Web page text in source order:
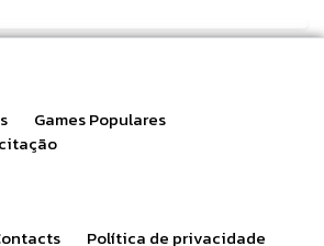
Games Populares
Política de privacidade